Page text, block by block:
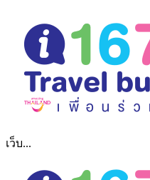
เว็บ...